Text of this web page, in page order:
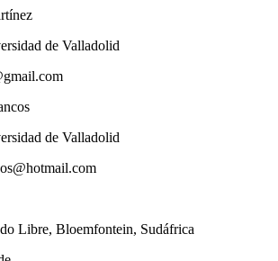
de Valladolid
de Valladolid
Libre, Bloemfontein, Sudáfrica